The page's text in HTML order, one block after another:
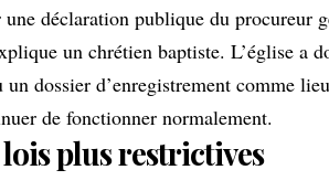
déclaration publique du procureur
un chrétien baptiste. L’église a
un dossier d’enregistrement comme
de fonctionner normalement.
plus restrictives